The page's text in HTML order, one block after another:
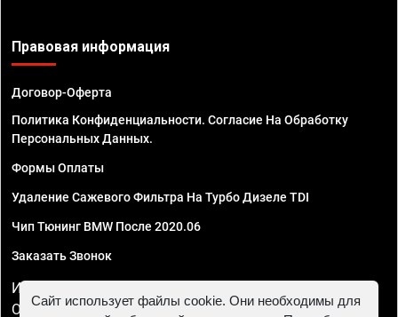
Правовая информация
Договор-Оферта
Политика Конфиденциальности. Согласие На Обработку
Персональных Данных.
Формы Оплаты
Удаление Сажевого Фильтра На Турбо Дизеле TDI
Чип Тюнинг BMW После 2020.06
Заказать Звонок
ИП Смирнов Георгий Павлович. ИНН 781302555843,
ОГРНИП 324470400032610
Сайт использует файлы cookie. Они необходимы для